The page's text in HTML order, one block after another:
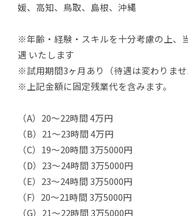
媛、高知、鳥取、島根、沖縄
※年齢・経験・スキルを十分考慮の上、
遇 いたします
※試用期間3ヶ月あり（待遇は変わりませ
※上記金額に固定残業代を含みます。
（A）20～22時間 4万円
（B）21～23時間 4万円
（C）19～20時間 3万5000円
（D）23～24時間 3万5000円
（E）23～24時間 3万5000円
（F）20～21時間 3万5000円
（G）21～22時間 3万5000円